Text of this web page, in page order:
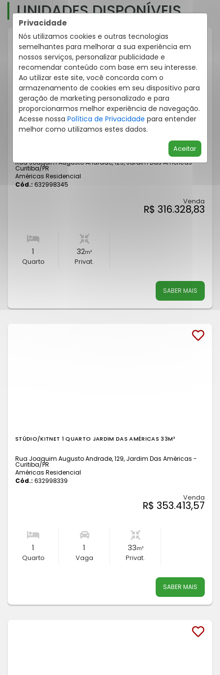
Privacidade
Nós utilizamos cookies e outras tecnologias
semelhantes para melhorar a sua experiência em
nossos serviços, personalizar publicidade e
recomendar conteúdo com base em seu interesse.
Ao utilizar este site, você concorda com o
armazenamento de cookies em seu dispositivo para
geração de marketing personalizado e para
proporcionarmos melhor experiência de navegação.
Acesse nossa Política de Privacidade para entender
melhor como utilizamos estes dados.
Aceitar
UNIDADES DISPONÍVEIS
STÚDIO/KITNET 1 QUARTO JARDIM DAS AMÉRICAS 32M²
Rua Joaquim Augusto Andrade, 129, Jardim Das Américas -
Curitiba/PR
Américas Residencial
Cód.: 632998345
Venda
R$ 316.328,83
1
Quarto
32m²
Privat.
SABER MAIS
STÚDIO/KITNET 1 QUARTO JARDIM DAS AMÉRICAS 33M²
Rua Joaquim Augusto Andrade, 129, Jardim Das Américas -
Curitiba/PR
Américas Residencial
Cód.: 632998339
Venda
R$ 353.413,57
1
Quarto
1
Vaga
33m²
Privat.
SABER MAIS